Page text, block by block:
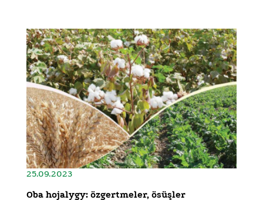
25.09.2023
Oba hojalygy: özgertmeler, ösüşler